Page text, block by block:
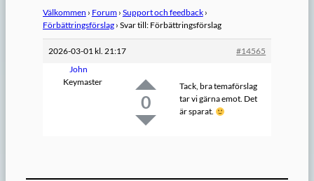
Välkommen › Forum › Support och feedback ›
Förbättringsförslag › Svar till: Förbättringsförslag
2026-03-01 kl. 21:17
#14565
John
Keymaster
0
Tack, bra temaförslag
tar vi gärna emot. Det
är sparat.